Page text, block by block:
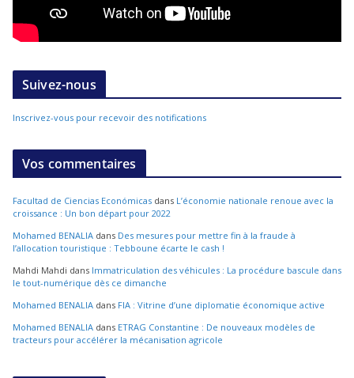
Suivez-nous
Inscrivez-vous pour recevoir des notifications
Vos commentaires
Facultad de Ciencias Económicas dans L’économie nationale renoue avec la
croissance : Un bon départ pour 2022
Mohamed BENALIA dans Des mesures pour mettre fin à la fraude à
l’allocation touristique : Tebboune écarte le cash !
Mahdi Mahdi dans Immatriculation des véhicules : La procédure bascule dans
le tout-numérique dès ce dimanche
Mohamed BENALIA dans FIA : Vitrine d’une diplomatie économique active
Mohamed BENALIA dans ETRAG Constantine : De nouveaux modèles de
tracteurs pour accélérer la mécanisation agricole